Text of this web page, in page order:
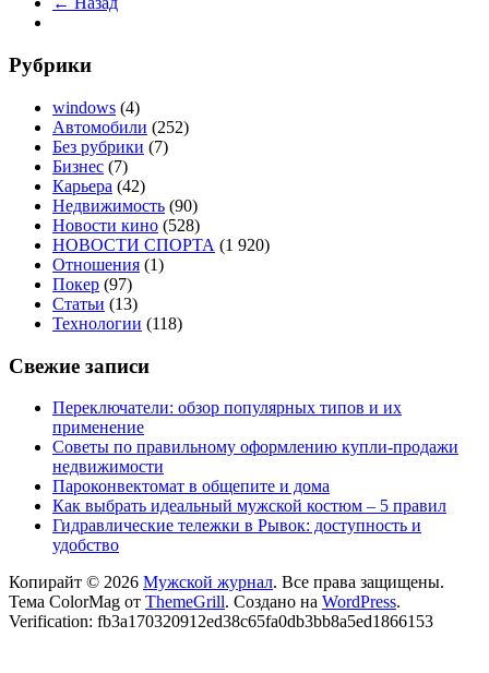
Рубрики
windows (4)
Автомобили (252)
Без рубрики (7)
Бизнес (7)
Карьера (42)
Недвижимость (90)
Новости кино (528)
НОВОСТИ СПОРТА (1 920)
Отношения (1)
Покер (97)
Статьи (13)
Технологии (118)
Свежие записи
Переключатели: обзор популярных типов и их
применение
Советы по правильному оформлению купли-продажи
недвижимости
Пароконвектомат в общепите и дома
Как выбрать идеальный мужской костюм – 5 правил
Гидравлические тележки в Рывок: доступность и
удобство
Копирайт © 2026 Мужской журнал. Все права защищены.
Тема ColorMag от ThemeGrill. Создано на WordPress.
Verification: fb3a170320912ed38c65fa0db3bb8a5ed1866153